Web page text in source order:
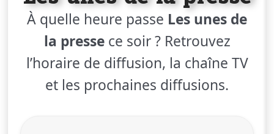
À quelle heure passe Les unes de
la pressece soir ? Retrouvez
l’horaire de diffusion, la chaîne TV
et les prochaines diffusions.